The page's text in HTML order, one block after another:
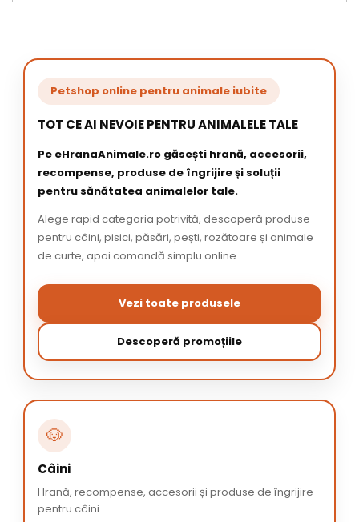
Petshop online pentru animale iubite
TOT CE AI NEVOIE PENTRU ANIMALELE TALE
Pe eHranaAnimale.ro găsești hrană, accesorii,
recompense, produse de îngrijire și soluții
pentru sănătatea animalelor tale.
Alege rapid categoria potrivită, descoperă produse
pentru câini, pisici, păsări, pești, rozătoare și animale
de curte, apoi comandă simplu online.
Vezi toate produsele
Descoperă promoțiile
🐶
Câini
Hrană, recompense, accesorii și produse de îngrijire
pentru câini.